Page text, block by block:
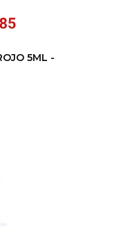
5ML -